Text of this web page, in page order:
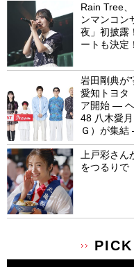
Rain Tree
ンマンコン
夜」初披露
ートも決定！
岩田剛典が
愛知トヨタ
ア開始 ―
48 八木愛
Ｇ）が集
上戸彩さ
をつるりで